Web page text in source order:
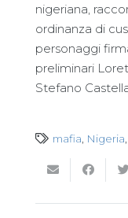
nigeriana,
ordinanza di
personaggi
preliminari
Stefano
mafia Nigeria